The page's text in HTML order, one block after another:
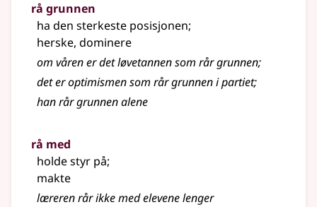
rå grunnen
ha den sterkeste posisjonen;
herske, dominere
om våren er det løvetannen som rår grunnen;
det er optimismen som rår grunnen i partiet;
han rår grunnen alene
rå med
holde styr på;
makte
læreren rår ikke med elevene lenger